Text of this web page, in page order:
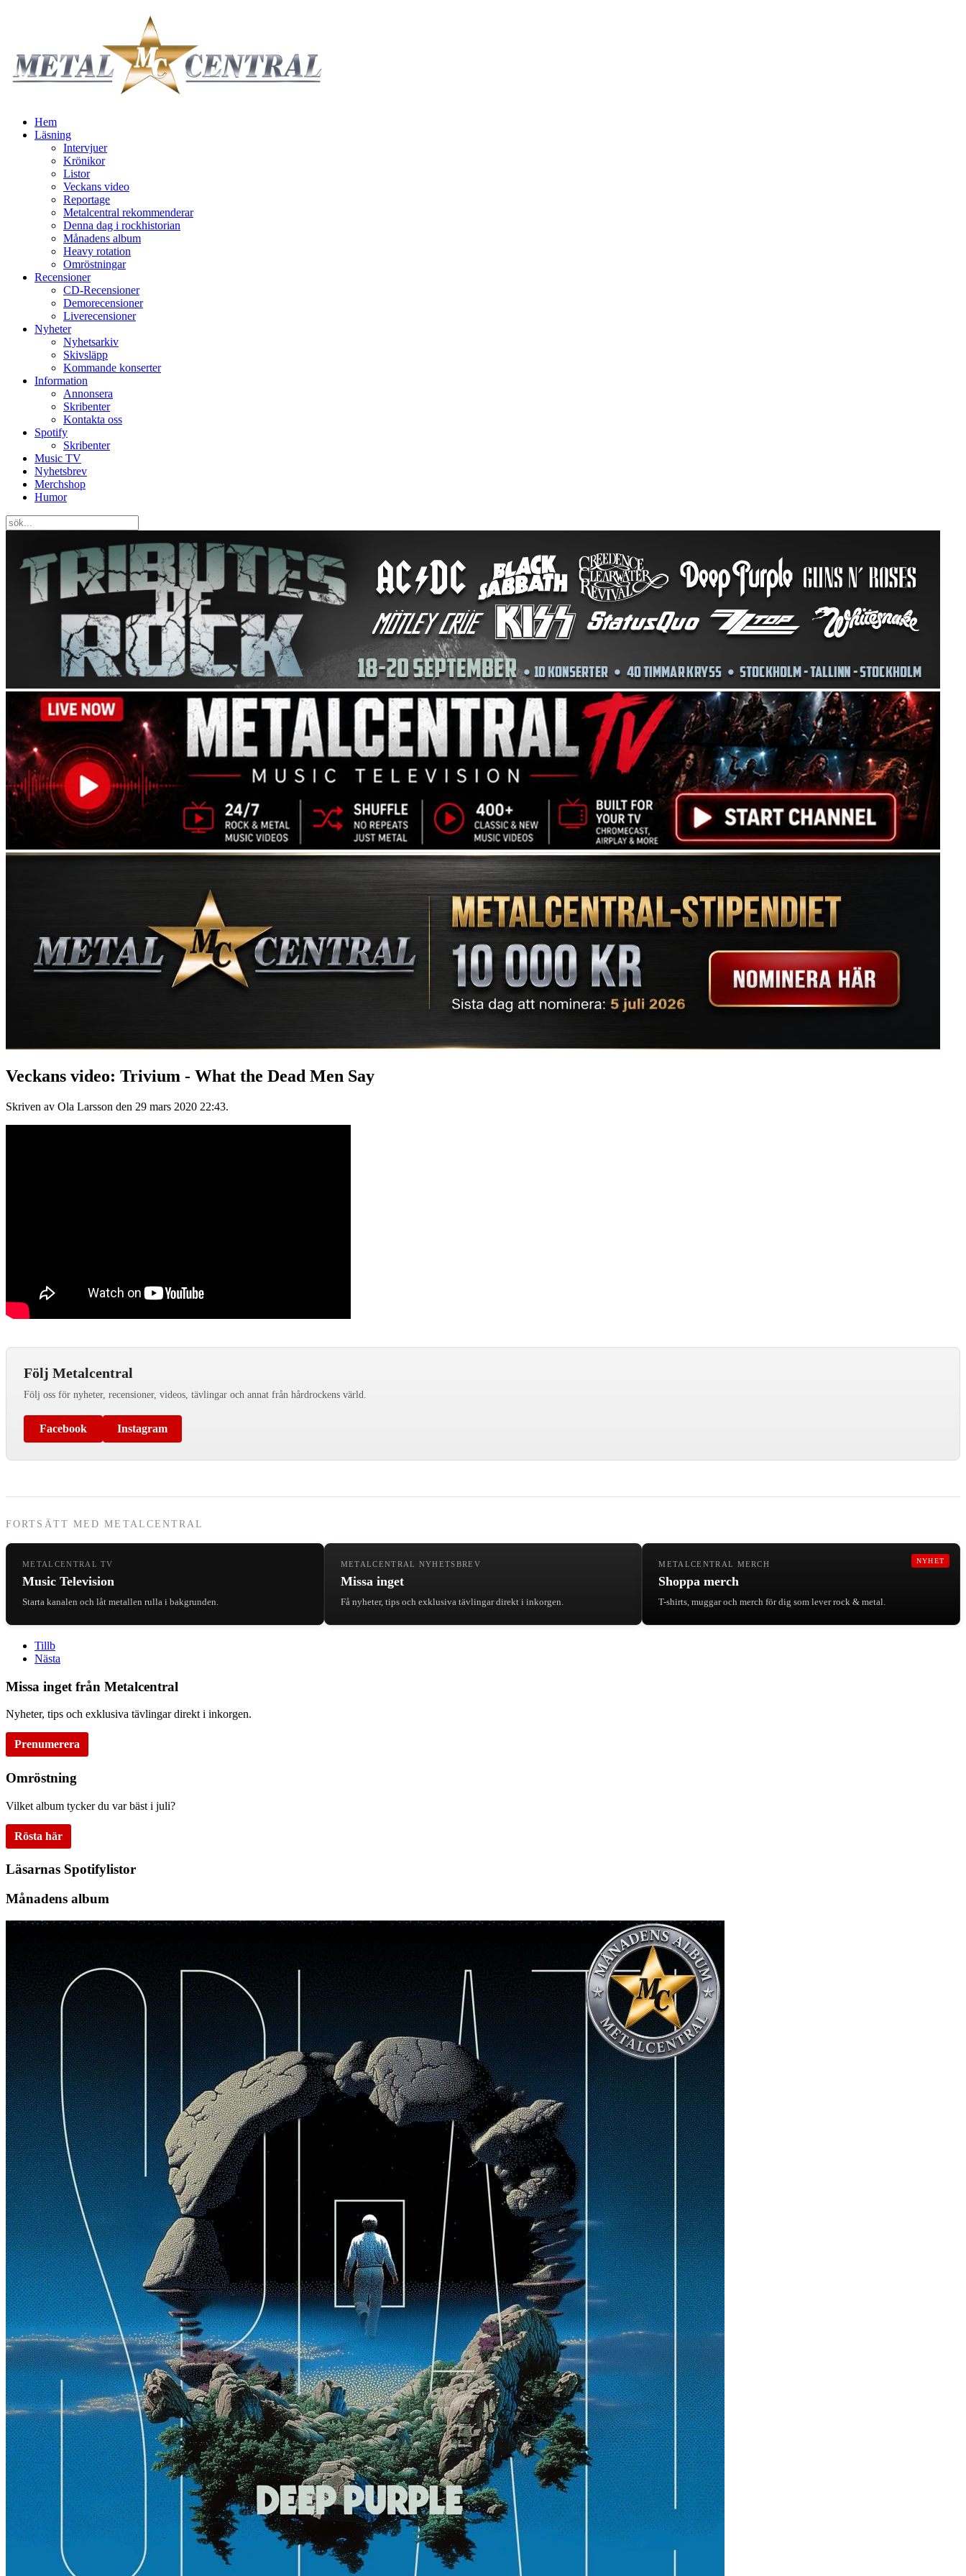
Hem
Läsning
Intervjuer
Krönikor
Listor
Veckans video
Reportage
Metalcentral rekommenderar
Denna dag i rockhistorian
Månadens album
Heavy rotation
Omröstningar
Recensioner
CD-Recensioner
Demorecensioner
Liverecensioner
Nyheter
Nyhetsarkiv
Skivsläpp
Kommande konserter
Information
Annonsera
Skribenter
Kontakta oss
Spotify
Skribenter
Music TV
Nyhetsbrev
Merchshop
Humor
Veckans video: Trivium - What the Dead Men Say
Skriven av Ola Larsson den 29 mars 2020 22:43.
Följ Metalcentral
Följ oss för nyheter, recensioner, videos, tävlingar och annat från hårdrockens värld.
Facebook Instagram
FORTSÄTT MED METALCENTRAL
METALCENTRAL TV
Music Television
Starta kanalen och låt metallen rulla i bakgrunden.
METALCENTRAL NYHETSBREV
Missa inget
Få nyheter, tips och exklusiva tävlingar direkt i inkorgen.
NYHET
METALCENTRAL MERCH
Shoppa merch
T-shirts, muggar och merch för dig som lever rock & metal.
Tillb
Nästa
Missa inget från Metalcentral
Nyheter, tips och exklusiva tävlingar direkt i inkorgen.
Prenumerera
Omröstning
Vilket album tycker du var bäst i juli?
Rösta här
Läsarnas Spotifylistor
Månadens album